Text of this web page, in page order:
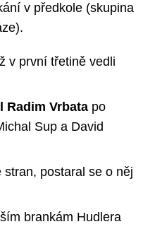
v předkole (skupina
v první třetině vedli
Vrbata po
Sup a David
postaral se o něj
brankám Hudlera